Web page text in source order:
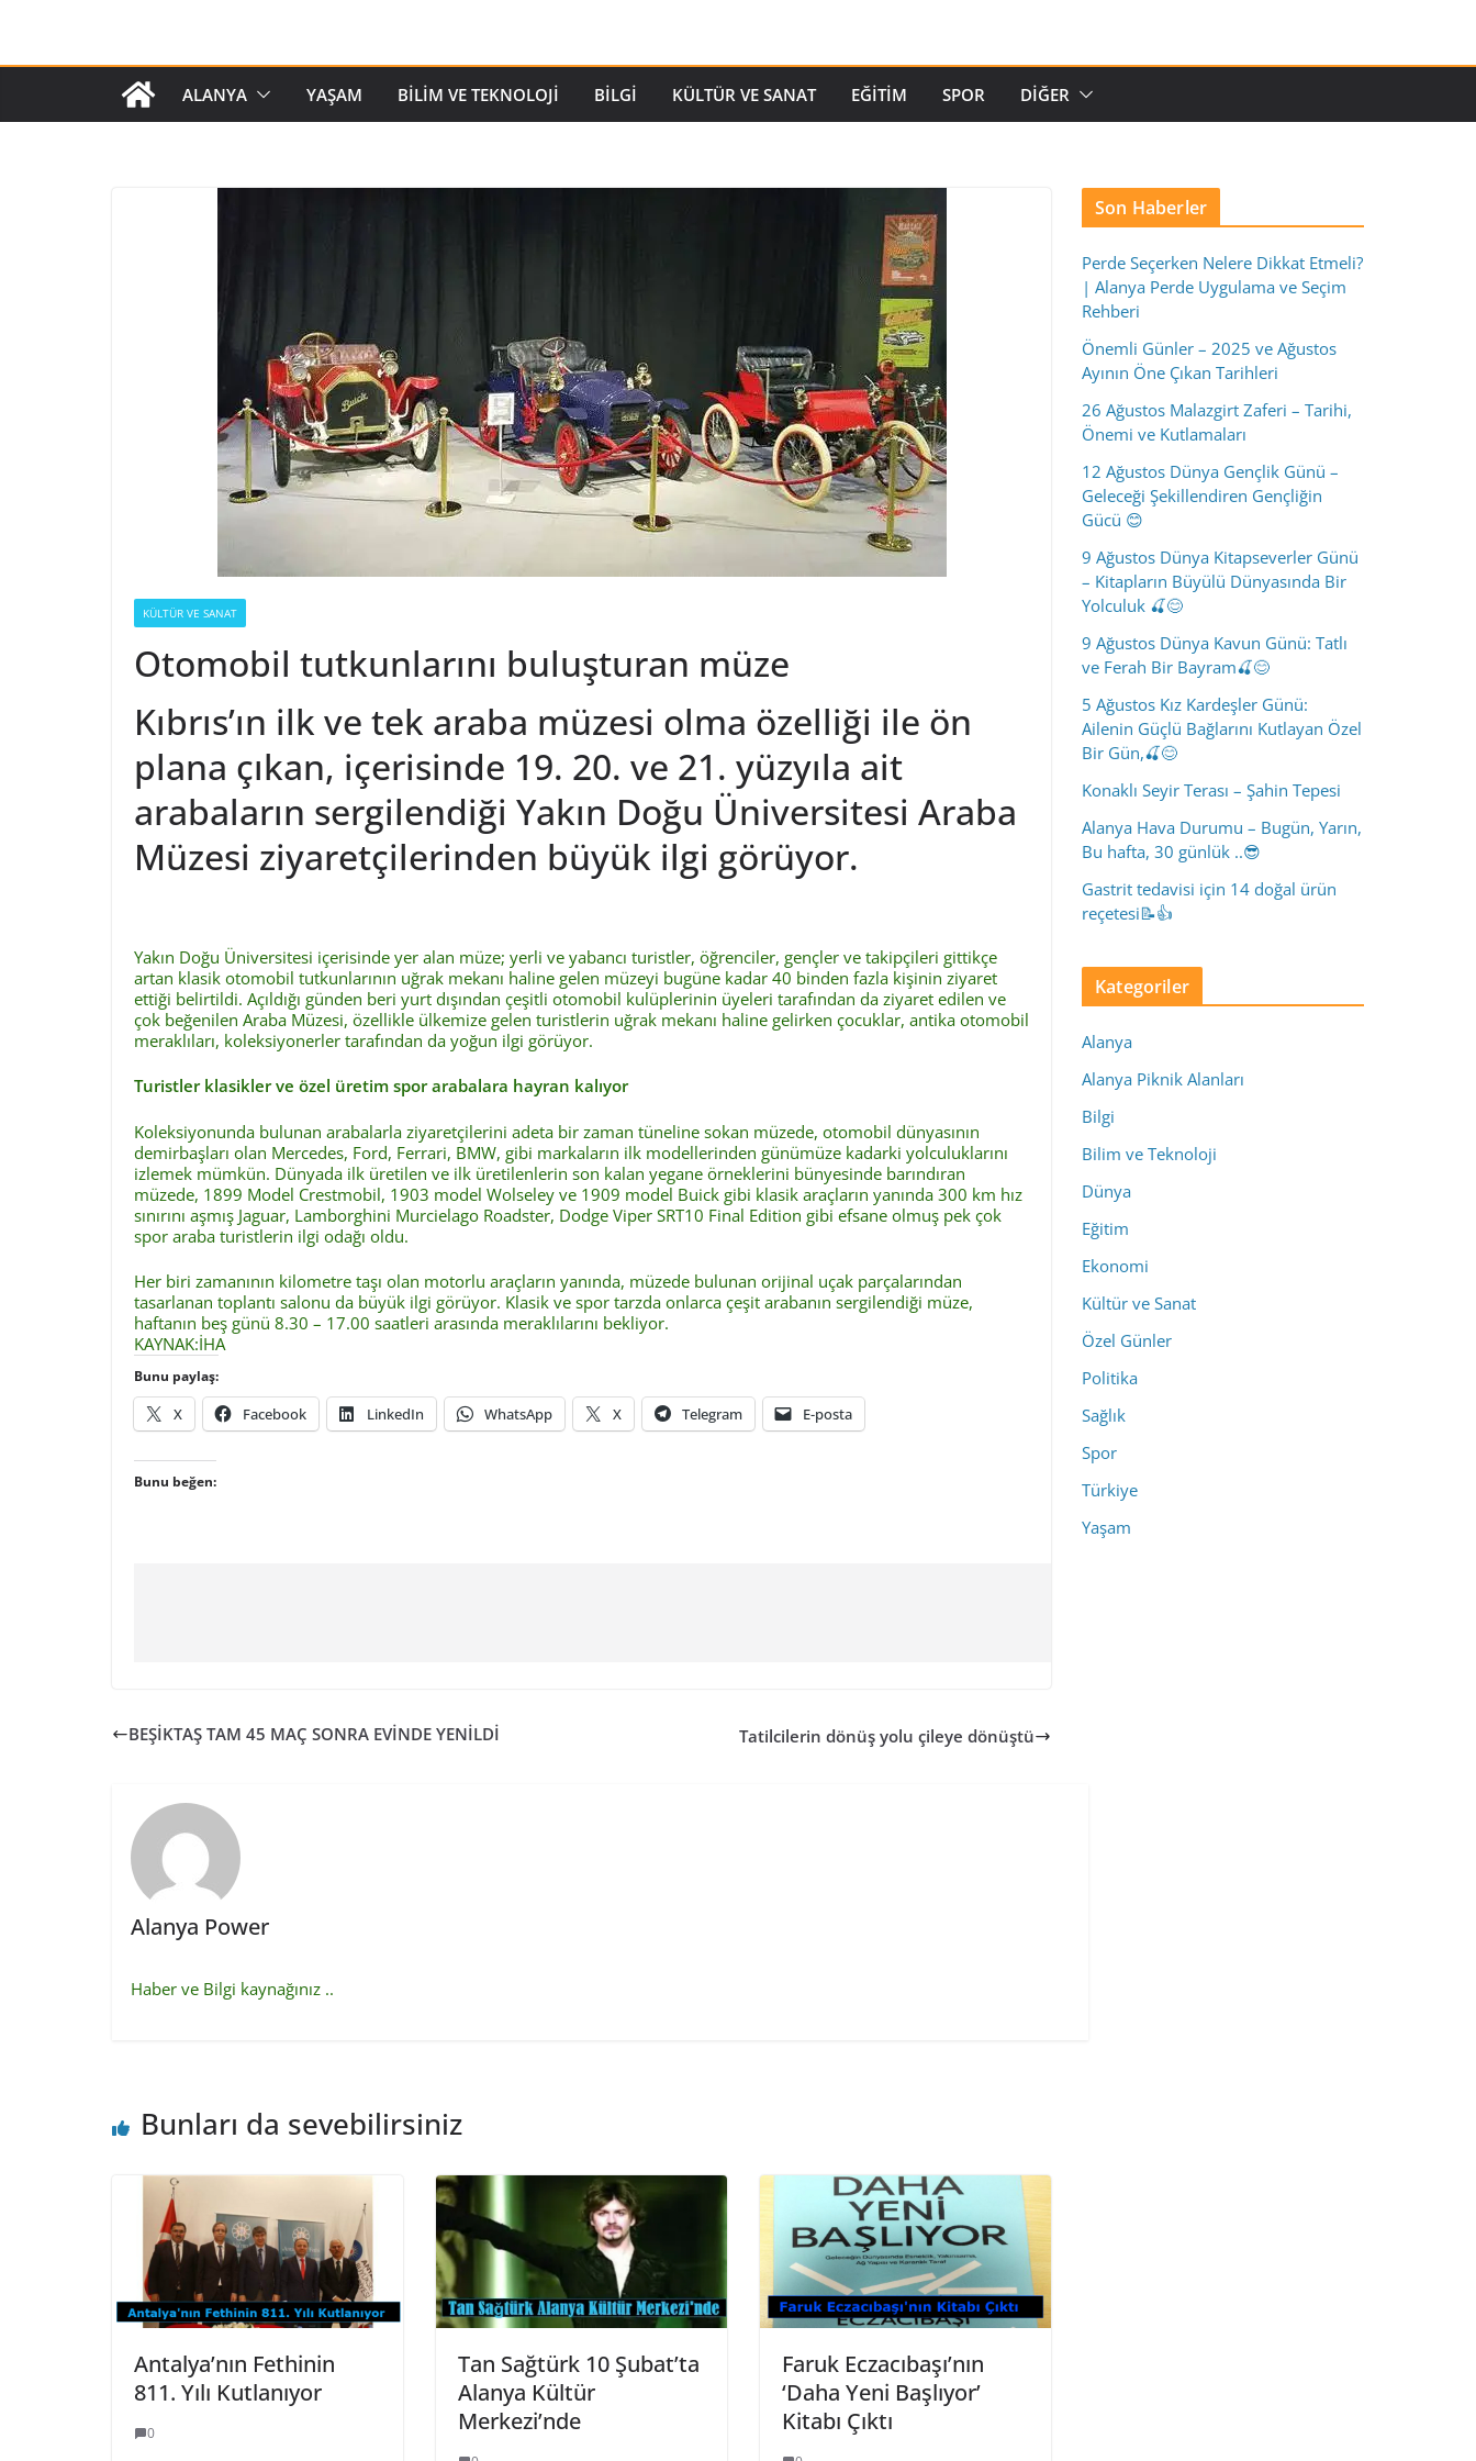
ALANYA YAŞAM BILIM VE TEKNOLOJI BILGI KÜLTÜR VE SANAT EĞITIM SPOR DIĞER
KÜLTÜR VE SANAT
Otomobil tutkunlarını buluşturan müze
Kıbrıs’ın ilk ve tek araba müzesi olma özelliği ile ön
plana çıkan, içerisinde 19. 20. ve 21. yüzyıla ait
arabaların sergilendiği Yakın Doğu Üniversitesi Araba
Müzesi ziyaretçilerinden büyük ilgi görüyor.
Yakın Doğu Üniversitesi içerisinde yer alan müze; yerli ve yabancı turistler, öğrenciler, gençler ve takipçileri gittikçe
artan klasik otomobil tutkunlarının uğrak mekanı haline gelen müzeyi bugüne kadar 40 binden fazla kişinin ziyaret
ettiği belirtildi. Açıldığı günden beri yurt dışından çeşitli otomobil kulüplerinin üyeleri tarafından da ziyaret edilen ve
çok beğenilen Araba Müzesi, özellikle ülkemize gelen turistlerin uğrak mekanı haline gelirken çocuklar, antika otomobil
meraklıları, koleksiyonerler tarafından da yoğun ilgi görüyor.
Turistler klasikler ve özel üretim spor arabalara hayran kalıyor
Koleksiyonunda bulunan arabalarla ziyaretçilerini adeta bir zaman tüneline sokan müzede, otomobil dünyasının
demirbaşları olan Mercedes, Ford, Ferrari, BMW, gibi markaların ilk modellerinden günümüze kadarki yolculuklarını
izlemek mümkün. Dünyada ilk üretilen ve ilk üretilenlerin son kalan yegane örneklerini bünyesinde barındıran
müzede, 1899 Model Crestmobil, 1903 model Wolseley ve 1909 model Buick gibi klasik araçların yanında 300 km hız
sınırını aşmış Jaguar, Lamborghini Murcielago Roadster, Dodge Viper SRT10 Final Edition gibi efsane olmuş pek çok
spor araba turistlerin ilgi odağı oldu.
Her biri zamanının kilometre taşı olan motorlu araçların yanında, müzede bulunan orijinal uçak parçalarından
tasarlanan toplantı salonu da büyük ilgi görüyor. Klasik ve spor tarzda onlarca çeşit arabanın sergilendiği müze,
haftanın beş günü 8.30 – 17.00 saatleri arasında meraklılarını bekliyor.
KAYNAK:İHA
Bunu paylaş:
X Facebook LinkedIn WhatsApp X Telegram E-posta
Bunu beğen:
BEŞİKTAŞ TAM 45 MAÇ SONRA EVİNDE YENİLDİ Tatilcilerin dönüş yolu çileye dönüştü
Alanya Power
Haber ve Bilgi kaynağınız ..
Bunları da sevebilirsiniz
Antalya’nın Fethinin
811. Yılı Kutlanıyor
0
Tan Sağtürk 10 Şubat’ta
Alanya Kültür
Merkezi’nde
Faruk Eczacıbaşı’nın
‘Daha Yeni Başlıyor’
Kitabı Çıktı
Son Haberler
Perde Seçerken Nelere Dikkat Etmeli?
| Alanya Perde Uygulama ve Seçim
Rehberi
Önemli Günler – 2025 ve Ağustos
Ayının Öne Çıkan Tarihleri
26 Ağustos Malazgirt Zaferi – Tarihi,
Önemi ve Kutlamaları
12 Ağustos Dünya Gençlik Günü –
Geleceği Şekillendiren Gençliğin
Gücü 😊
9 Ağustos Dünya Kitapseverler Günü
– Kitapların Büyülü Dünyasında Bir
Yolculuk 🍒😊
9 Ağustos Dünya Kavun Günü: Tatlı
ve Ferah Bir Bayram🍒😊
5 Ağustos Kız Kardeşler Günü:
Ailenin Güçlü Bağlarını Kutlayan Özel
Bir Gün,🍒😊
Konaklı Seyir Terası – Şahin Tepesi
Alanya Hava Durumu – Bugün, Yarın,
Bu hafta, 30 günlük ..😎
Gastrit tedavisi için 14 doğal ürün
reçetesi📝👍
Kategoriler
Alanya
Alanya Piknik Alanları
Bilgi
Bilim ve Teknoloji
Dünya
Eğitim
Ekonomi
Kültür ve Sanat
Özel Günler
Politika
Sağlık
Spor
Türkiye
Yaşam